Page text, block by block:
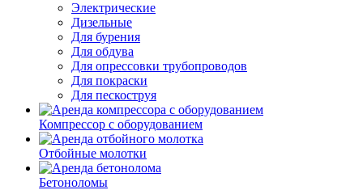
Электрические
Дизельные
Для бурения
Для обдува
Для опрессовки трубопроводов
Для покраски
Для пескоструя
Компрессор с оборудованием
Отбойные молотки
Бетоноломы